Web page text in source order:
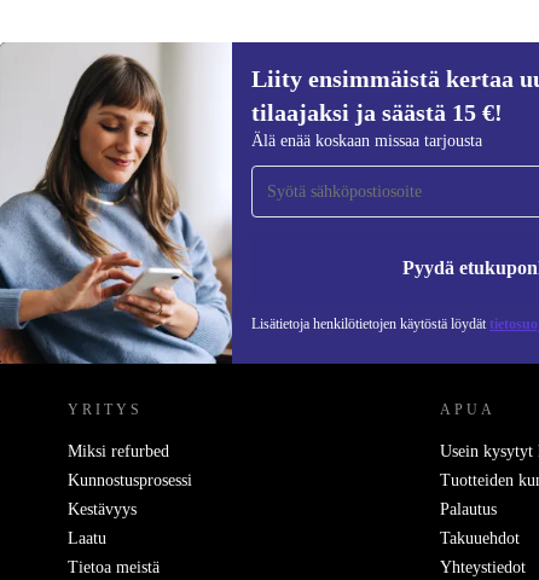
Liity ensimmäistä kertaa
tilaajaksi ja säästä 15 €!
Älä enää koskaan missaa tarjousta
Pyydä
Lisätietoja henkilötietojen käytöstä löydät
Liity ensimmäistä kertaa uutiskirjeen
tilaajaksi ja säästä 15 €!
Älä missaa enää yhtäkään tarjousta.
REFURBED SUOMI - RETHINK NEW.
YRITYS
Miksi refurbed
Kunnostusprosessi
Kestävyys
Laatu
Tietoa meistä
APUA
Usein kysytyt
Tuotteiden
Palautus
Takuuehdot
Yhteystiedot